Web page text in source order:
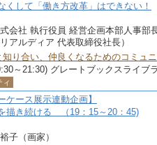
くして「働き方改革」はできない！
会社 執行役員 経営企画本部人事部
アルディア 代表取締役社長）
り合い、仲良くなるためのコミュ
～21:30) グレートブックスライブ
ィ
ケース展示連動企画】
描き続ける （19：15～20：45)
子（画家）